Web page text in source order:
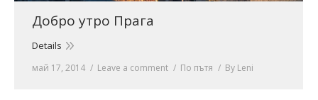
Добро утро Прага
Details
май 17, 2014 Leave a comment По пътя By Leni